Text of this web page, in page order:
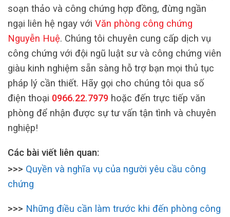
soạn thảo và công chứng hợp đồng, đừng ngần
ngại liên hệ ngay với Văn phòng công chứng
Nguyễn Huệ. Chúng tôi chuyên cung cấp dịch vụ
công chứng với đội ngũ luật sư và công chứng viên
giàu kinh nghiệm sẵn sàng hỗ trợ bạn mọi thủ tục
pháp lý cần thiết. Hãy gọi cho chúng tôi qua số
điện thoại 0966.22.7979 hoặc đến trực tiếp văn
phòng để nhận được sự tư vấn tận tình và chuyên
nghiệp!
Các bài viết liên quan:
>>> Quyền và nghĩa vụ của người yêu cầu công
chứng
>>> Những điều cần làm trước khi đến phòng công